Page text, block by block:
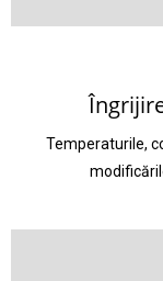
Temperaturile,